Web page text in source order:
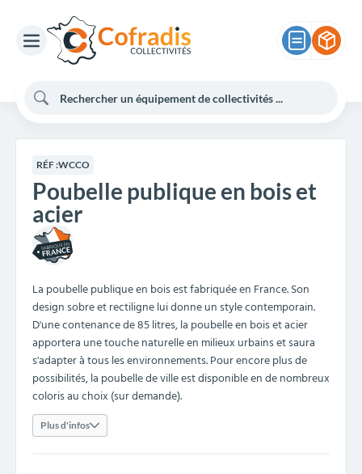
RÉF :WCCO
Poubelle publique en bois et
acier
La poubelle publique en bois est fabriquée en France. Son
design sobre et rectiligne lui donne un style contemporain.
D'une contenance de 85 litres, la poubelle en bois et acier
apportera une touche naturelle en milieux urbains et saura
s'adapter à tous les environnements. Pour encore plus de
possibilités, la poubelle de ville est disponible en de nombreux
coloris au choix (sur demande).
Plus d'infos